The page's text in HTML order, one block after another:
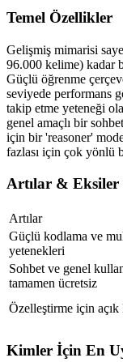
Temel Özellikler
Gelişmiş mimarisi
96.000 kelime) kadar
Güçlü öğrenme
seviyede performans
takip etme yeteneği
genel amaçlı bir
için bir 'reasoner'
fazlası için çok yönlü
Artılar & Eksiler
Artılar
Güçlü kodlama ve
yetenekleri
Sohbet ve genel
tamamen ücretsiz
Özelleştirme için açık
Kimler İçin En